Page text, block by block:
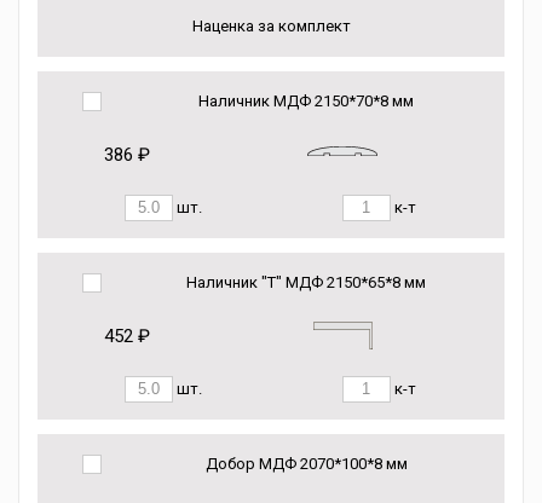
Наценка за комплект
Наличник МДФ 2150*70*8 мм
386 ₽
шт. к-т
Наличник "Т" МДФ 2150*65*8 мм
452 ₽
шт. к-т
Добор МДФ 2070*100*8 мм